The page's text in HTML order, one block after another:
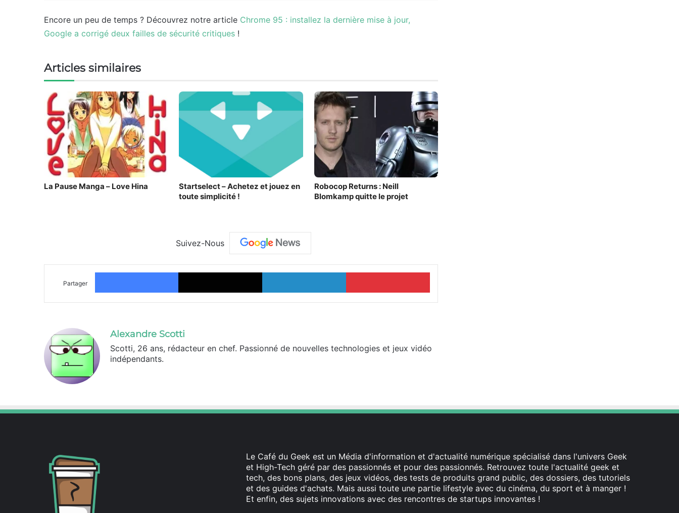
Encore un peu de temps ? Découvrez notre article Chrome 95 : installez la dernière mise à jour,
Google a corrigé deux failles de sécurité critiques !
Articles similaires
La Pause Manga – Love Hina
Startselect – Achetez et jouez en
toute simplicité !
Robocop Returns : Neill
Blomkamp quitte le projet
Suivez-Nous
Partager
Facebook X Linkedin Pinterest
Alexandre Scotti
Scotti, 26 ans, rédacteur en chef. Passionné de nouvelles technologies et jeux vidéo
indépendants.
Le Café du Geek est un Média d'information et d'actualité numérique spécialisé dans l'univers Geek
et High-Tech géré par des passionnés et pour des passionnés. Retrouvez toute l'actualité geek et
tech, des bons plans, des jeux vidéos, des tests de produits grand public, des dossiers, des tutoriels
et des guides d'achats. Mais aussi toute une partie lifestyle avec du cinéma, du sport et à manger !
Et enfin, des sujets innovations avec des rencontres de startups innovantes !